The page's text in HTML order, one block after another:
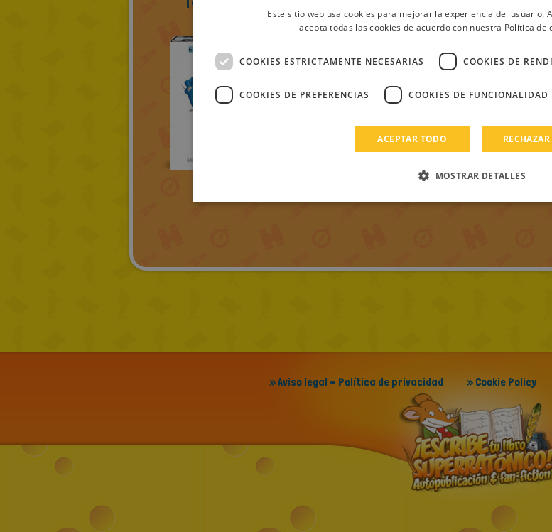
» Aviso legal - Política de privacidad » Cookie Policy
Este sitio web usa cookies para mejorar la experiencia del usuario.
acepta todas las cookies de acuerdo con nuestra Política de
COOKIES ESTRICTAMENTE NECESARIAS COOKIES DE
COOKIES DE PREFERENCIAS COOKIES DE FUNCIONALIDAD
ACEPTAR TODO
MOSTRAR DETALLES